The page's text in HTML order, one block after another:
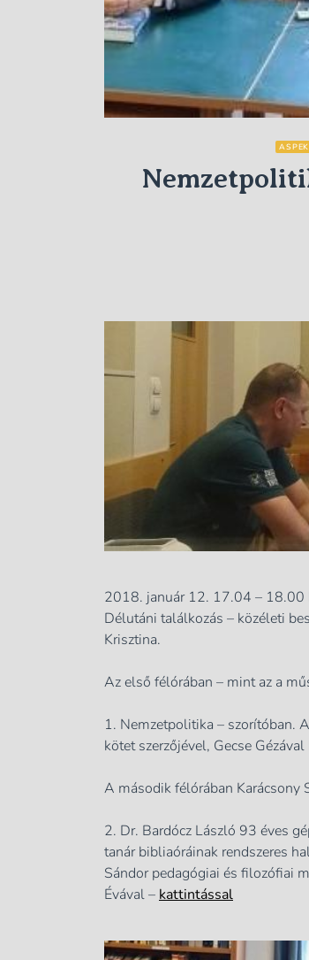
2018. január 12. 17.04 – 18.00
Délutáni találkozás – közéleti
Krisztina.
Az első félórában – mint az a
1. Nemzetpolitika – szorítóban.
kötet szerzőjével, Gecse
A második félórában Karácsony
2. Dr. Bardócz László 93 éves
tanár bibliaóráinak rendszeres
Sándor pedagógiai és filozófiai
Évával – kattintással